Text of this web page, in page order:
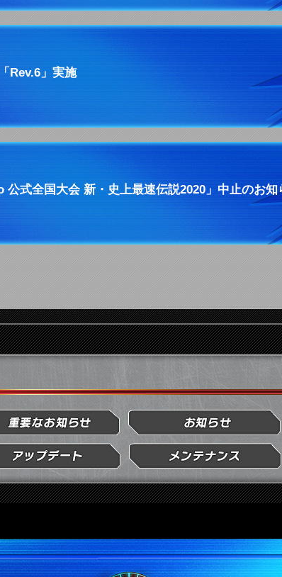
Rev.6」実施
公式全国大会 新・史上最速伝説2020」中止のお知